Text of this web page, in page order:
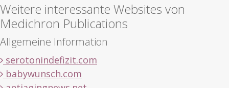
Weitere interessante Websites von
Medichron Publications
Allgemeine Information
serotonindefizit.com
babywunsch.com